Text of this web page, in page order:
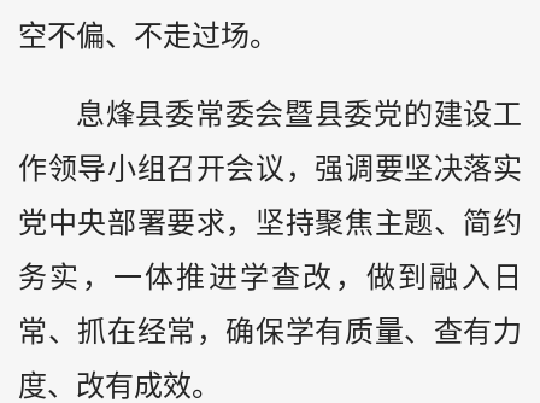
空不偏、不走过场。
息烽县委常委会暨县委党的建设工
作领导小组召开会议，强调要坚决落实
党中央部署要求，坚持聚焦主题、简约
务实，一体推进学查改，做到融入日
常、抓在经常，确保学有质量、查有力
度、改有成效。